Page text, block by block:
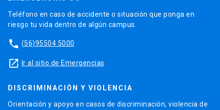
Teléfono en caso de accidente o situación que ponga en
riesgo tu vida dentro de algún campus.
phone (56)95504 5000
launch Ir al sitio de Emergencias
DISCRIMINACIÓN Y VIOLENCIA
Orientación y apoyo en casos de discriminación, violencia de